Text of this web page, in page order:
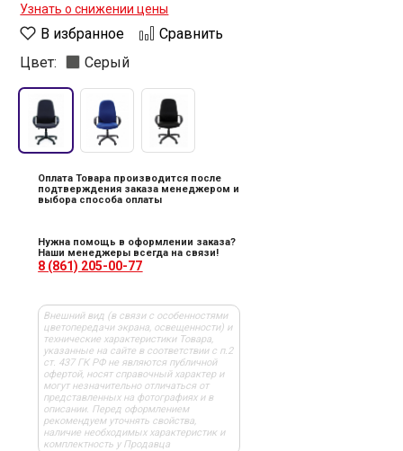
Узнать о снижении цены
В избранное
Сравнить
Цвет:
Серый
Оплата Товара производится после
подтверждения заказа менеджером и
выбора способа оплаты
Нужна помощь в оформлении заказа?
Наши менеджеры всегда на связи!
8 (861) 205-00-77
Внешний вид (в связи с особенностями
цветопередачи экрана, освещенности) и
технические характеристики Товара,
указанные на сайте в соответствии с п.2
ст. 437 ГК РФ не являются публичной
офертой, носят справочный характер и
могут незначительно отличаться от
представленных на фотографиях и в
описании. Перед оформлением
рекомендуем уточнять свойства,
наличие необходимых характеристик и
комплектность у Продавца